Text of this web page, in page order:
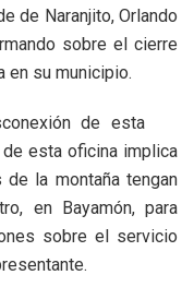
de Naranjito, Orlando
sobre el cierre
en su municipio.
de esta
esta oficina implica
la montaña tengan
en Bayamón, para
sobre el servicio